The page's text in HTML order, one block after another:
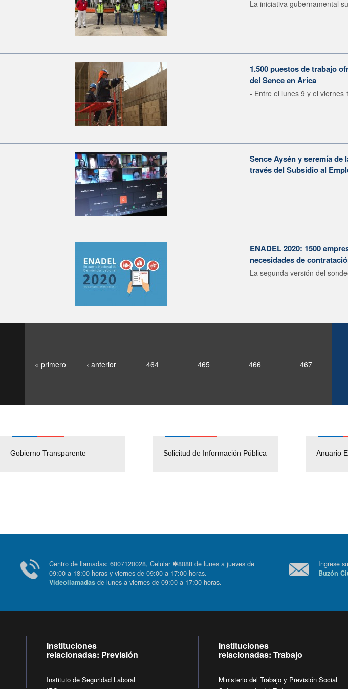
La iniciativa gubernamental
1.500 puestos de trabajo
del Sence en Arica
- Entre el lunes 9 y el viernes
Sence Aysén y seremía
través del Subsidio al
ENADEL 2020: 1500
necesidades de
La segunda versión del
« primero ‹ anterior 464 465 466 467
Gobierno Transparente Solicitud de Información Pública Anuario
Pago Proveedores
Empleos Públicos
Centro de llamadas: 6007120028, Celular ✽8088 de lunes a jueves de
09:00 a 18:00 horas y viernes de 09:00 a 17:00 horas.
Videollamadas de lunes a viernes de 09:00 a 17:00 horas.
Instituciones
relacionadas: Previsión
Instituto de Seguridad Laboral
Instituciones
relacionadas: Trabajo
Ministerio del Trabajo y Previsión Social